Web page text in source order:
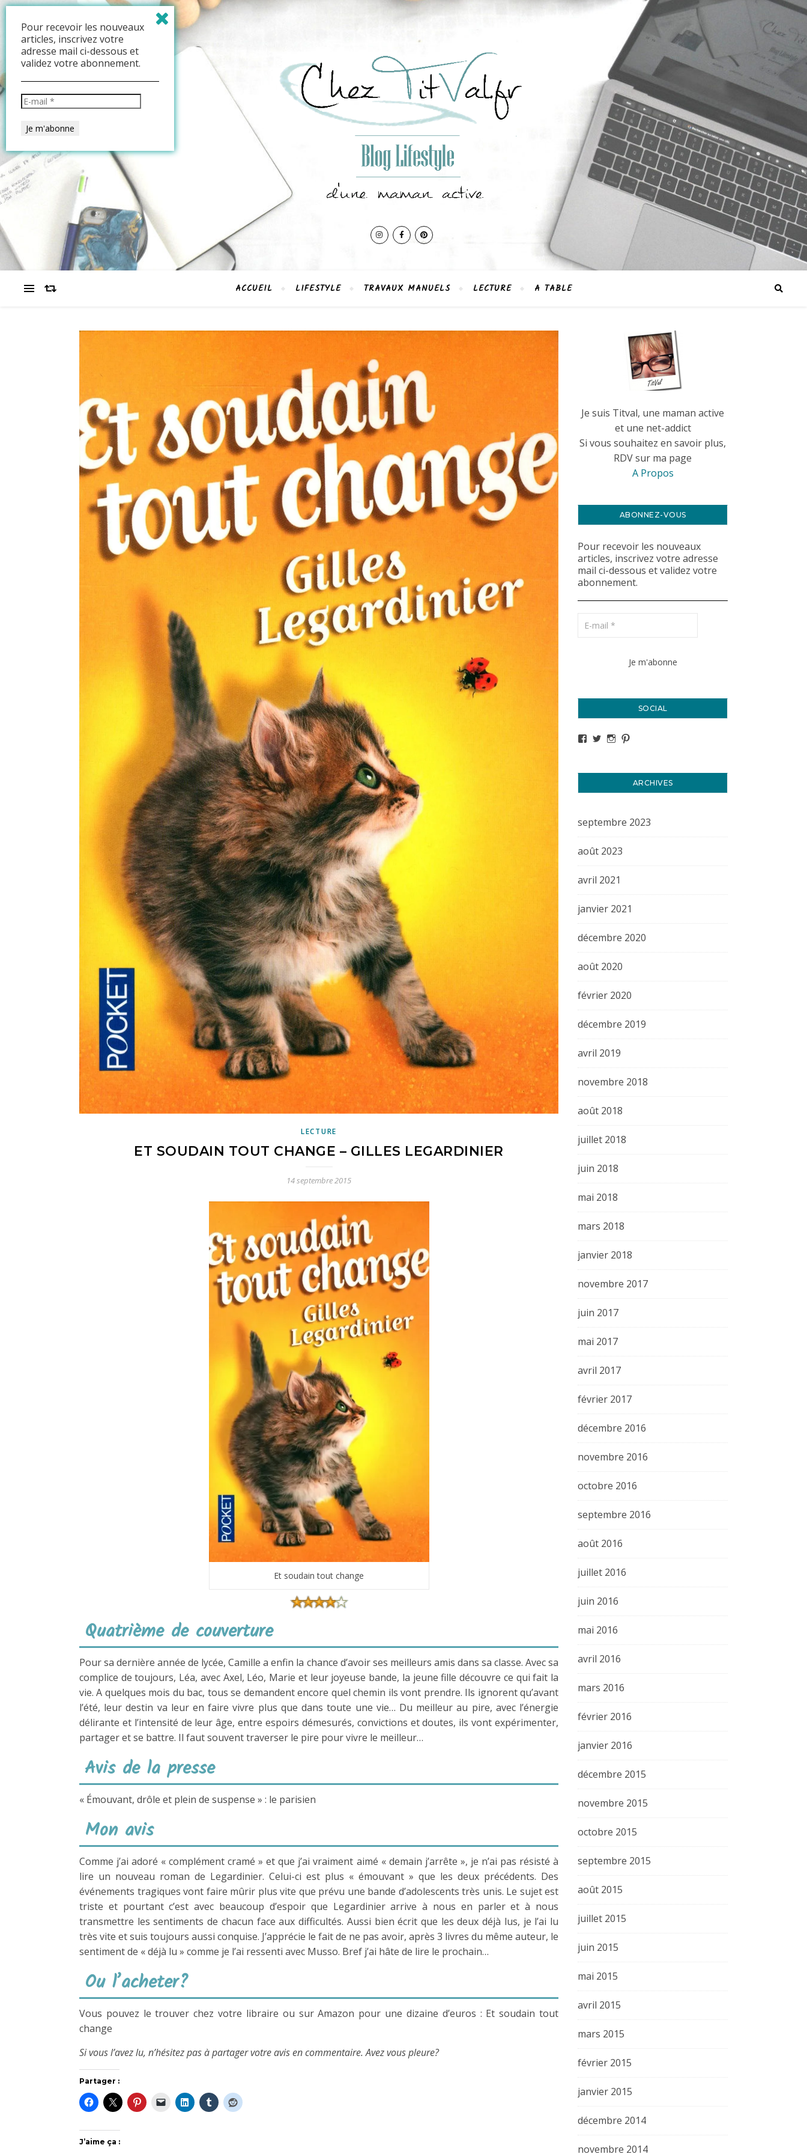
ACCUEIL LIFESTYLE TRAVAUX MANUELS LECTURE A TABLE
LECTURE
ET SOUDAIN TOUT CHANGE – GILLES LEGARDINIER
14 septembre 2015
Et soudain tout change
Quatrième de couverture
Pour sa dernière année de lycée, Camille a enfin la chance d’avoir ses meilleurs amis dans sa classe. Avec sa
complice de toujours, Léa, avec Axel, Léo, Marie et leur joyeuse bande, la jeune fille découvre ce qui fait la
vie. A quelques mois du bac, tous se demandent encore quel chemin ils vont prendre. Ils ignorent qu’avant
l’été, leur destin va leur en faire vivre plus que dans toute une vie… Du meilleur au pire, avec l’énergie
délirante et l’intensité de leur âge, entre espoirs démesurés, convictions et doutes, ils vont expérimenter,
partager et se battre. Il faut souvent traverser le pire pour vivre le meilleur…
Avis de la presse
« Émouvant, drôle et plein de suspense » : le parisien
Mon avis
Comme j’ai adoré « complément cramé » et que j’ai vraiment aimé « demain j’arrête », je n’ai pas résisté à
lire un nouveau roman de Legardinier. Celui-ci est plus « émouvant » que les deux précédents. Des
événements tragiques vont faire mûrir plus vite que prévu une bande d’adolescents très unis. Le sujet est
triste et pourtant c’est avec beaucoup d’espoir que Legardinier arrive à nous en parler et à nous
transmettre les sentiments de chacun face aux difficultés. Aussi bien écrit que les deux déjà lus, je l’ai lu
très vite et suis toujours aussi conquise. J’apprécie le fait de ne pas avoir, après 3 livres du même auteur, le
sentiment de « déjà lu » comme je l’ai ressenti avec Musso. Bref j’ai hâte de lire le prochain…
Ou l’acheter?
Vous pouvez le trouver chez votre libraire ou sur Amazon pour une dizaine d’euros : Et soudain tout
change
Si vous l’avez lu, n’hésitez pas à partager votre avis en commentaire. Avez vous pleure?
Partager :
J’aime ça :
Je suis Titval, une maman active
et une net-addict
Si vous souhaitez en savoir plus,
RDV sur ma page
A Propos
ABONNEZ-VOUS
Pour recevoir les nouveaux
articles, inscrivez votre adresse
mail ci-dessous et validez votre
abonnement.
SOCIAL
Voir le profil de titval35 sur Facebook
Voir le profil de titval35 sur Twitter
Voir le profil de titval35 sur Instagram
ARCHIVES
septembre 2023
août 2023
avril 2021
janvier 2021
décembre 2020
août 2020
février 2020
décembre 2019
avril 2019
novembre 2018
août 2018
juillet 2018
juin 2018
mai 2018
mars 2018
janvier 2018
novembre 2017
juin 2017
mai 2017
avril 2017
février 2017
décembre 2016
novembre 2016
octobre 2016
septembre 2016
août 2016
juillet 2016
juin 2016
mai 2016
avril 2016
mars 2016
février 2016
janvier 2016
décembre 2015
novembre 2015
octobre 2015
septembre 2015
août 2015
juillet 2015
juin 2015
mai 2015
avril 2015
mars 2015
février 2015
janvier 2015
décembre 2014
novembre 2014
Pour recevoir les nouveaux
articles, inscrivez votre
adresse mail ci-dessous et
validez votre abonnement.